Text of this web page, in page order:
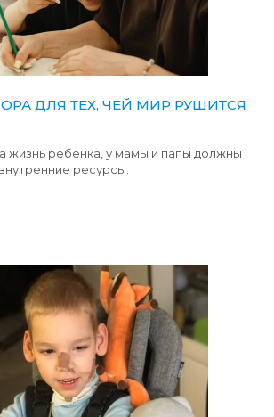
ДЛЯ ТЕХ, ЧЕЙ МИР РУШИТСЯ
жизнь ребенка, у мамы и папы должны
ресурсы.